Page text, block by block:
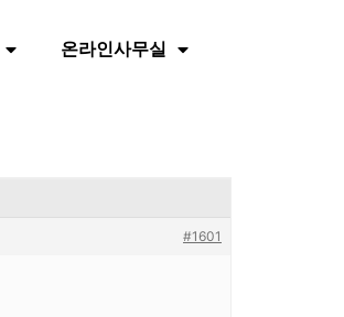
온라인사무실
#1601